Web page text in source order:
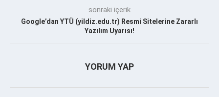
sonraki içerik
Google’dan YTÜ (yildiz.edu.tr) Resmi Sitelerine Zararlı
Yazılım Uyarısı!
YORUM YAP